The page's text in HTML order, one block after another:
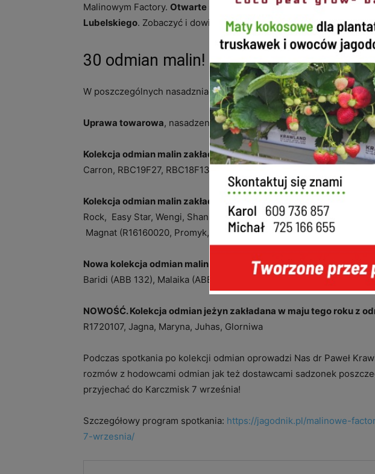
Malinowym Factory. Otwarte spotkanie odbędzie już 7 września
w
Lubelskiego. Zobaczyć i dowiedzieć się można będzie naprawdę
30 odmian malin!
W poszczególnych nasadzniach zgromadzono różne odmiany malin
Uprawa towarowa, nasadzenie z sadzonekplug plants w maju
Kolekcja odmian malin zakładana z sadzonek long canew
Carron, RBC19F27, RBC18F13, RBC19F26, RBC20F33, RBC19F25
Kolekcja odmian malin zakładana z sadzonek
Rock, Easy Star, Wengi, Shani, Primalba, Optima, Eros, Clarita,
Magnat (R16160020, Promyk, Rosalita, Serena, Glen Mor, Glen
Nowa kolekcja odmian malin zakładana w maju 2024 roku z
Baridi (ABB 132), Malaika (ABB 135), Shani, ABB 128, Dolcevita,
NOWOŚĆ. Kolekcja odmian jeżyn zakładana w maju tego roku z
R1720107, Jagna, Maryna, Juhas, Glorniwa
Podczas spotkania po kolekcji odmian oprowadzi Nas dr Paweł
rozmów z hodowcami odmian jak też dostawcami sadzonek
przyjechać do Karczmisk 7 września!
Szczegółowy program spotkania: https://jagodnik.pl/malinowe-
7-wrzesnia/